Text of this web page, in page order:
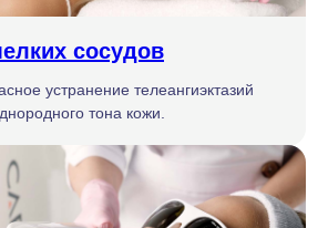
сосудов
устранение телеангиэктазий
тона кожи.